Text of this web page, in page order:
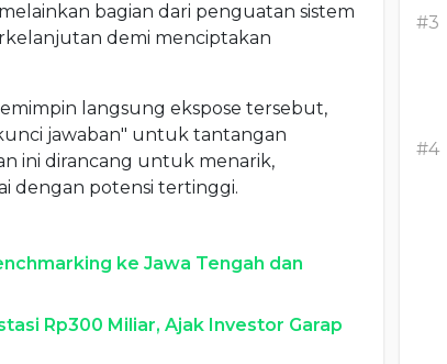
bagian dari penguatan sistem
demi menciptakan
langsung ekspose tersebut,
jawaban" untuk tantangan
ini dirancang untuk menarik,
dengan potensi tertinggi.
ke Jawa Tengah dan
Rp300 Miliar, Ajak Investor Garap
#3
#4